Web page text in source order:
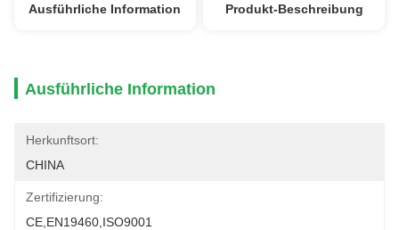
Ausführliche Information Produkt-Beschreibung
Ausführliche Information
Herkunftsort:
CHINA
Zertifizierung:
CE,EN19460,ISO9001